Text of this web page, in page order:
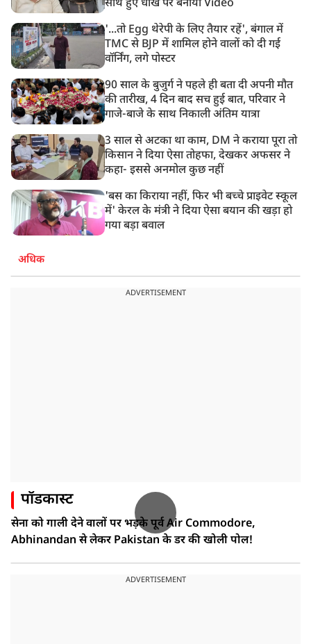
की बातचीत
साथ हुए धोखे पर बनाया Video
'...तो Egg थेरेपी के लिए तैयार रहें', बंगाल में
TMC से BJP में शामिल होने वालों को दी गई
वॉर्निंग, लगे पोस्टर
90 साल के बुजुर्ग ने पहले ही बता दी अपनी मौत
की तारीख, 4 दिन बाद सच हुई बात, परिवार ने
गाजे-बाजे के साथ निकाली अंतिम यात्रा
3 साल से अटका था काम, DM ने कराया पूरा तो
किसान ने दिया ऐसा तोहफा, देखकर अफसर ने
कहा- इससे अनमोल कुछ नहीं
'बस का किराया नहीं, फिर भी बच्चे प्राइवेट स्कूल
में' केरल के मंत्री ने दिया ऐसा बयान की खड़ा हो
गया बड़ा बवाल
अधिक
ADVERTISEMENT
पॉडकास्ट
सेना को गाली देने वालों पर भड़के पूर्व Air Commodore,
Abhinandan से लेकर Pakistan के डर की खोली पोल!
ADVERTISEMENT